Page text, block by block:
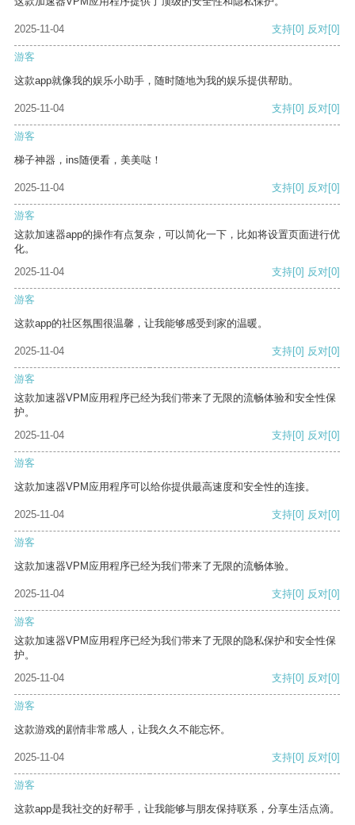
2025-11-04 支持[0] 反对[0]
游客
这款app就像我的娱乐小助手，随时随地为我的娱乐提供帮助。
2025-11-04 支持[0] 反对[0]
游客
梯子神器，ins随便看，美美哒！
2025-11-04 支持[0] 反对[0]
游客
这款加速器app的操作有点复杂，可以简化一下，比如将设置页面进行优
化。
2025-11-04
支持[0] 反对[0]
游客
这款app的社区氛围很温馨，让我能够感受到家的温暖。
2025-11-04 支持[0] 反对[0]
游客
这款加速器VPM应用程序已经为我们带来了无限的流畅体验和安全性保
护。
2025-11-04
支持[0] 反对[0]
游客
这款加速器VPM应用程序可以给你提供最高速度和安全性的连接。
2025-11-04 支持[0] 反对[0]
游客
这款加速器VPM应用程序已经为我们带来了无限的流畅体验。
2025-11-04 支持[0] 反对[0]
游客
这款加速器VPM应用程序已经为我们带来了无限的隐私保护和安全性保
护。
2025-11-04
支持[0] 反对[0]
游客
这款游戏的剧情非常感人，让我久久不能忘怀。
2025-11-04 支持[0] 反对[0]
游客
这款app是我社交的好帮手，让我能够与朋友保持联系，分享生活点滴。